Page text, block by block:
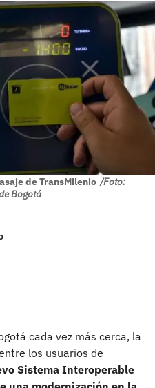
de TransMilenio /Foto:
Bogotá
cada vez más cerca, la
los usuarios de
Sistema Interoperable